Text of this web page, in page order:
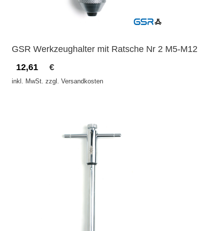
GSR Werkzeughalter mit Ratsche Nr 2 M5-M12
12,61
€
inkl. MwSt. zzgl. Versandkosten